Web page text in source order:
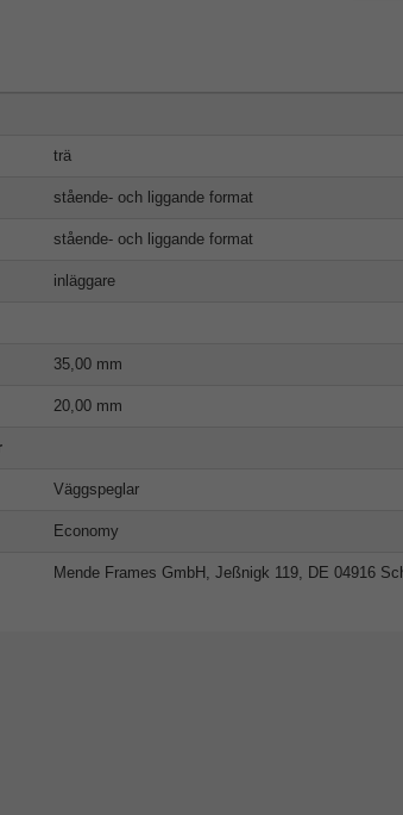
trä
stående- och liggande format
stående- och liggande format
inläggare
35,00 mm
20,00 mm
Väggspeglar
Economy
Mende Frames GmbH, Jeßnigk 119, DE 04916